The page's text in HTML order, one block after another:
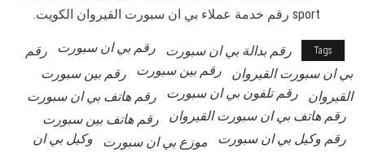
sport رقم خدمة عملاء بي ان سبورت القيروان الكويت.
Tags رقم بدالة بي ان سبورت رقم بي ان سبورت
رقم
بي ان سبورت القيروان
رقم بين سبورت
رقم بين سبورت
القيروان
رقم تلفون بي ان سبورت
رقم هاتف بي ان سبورت
رقم هاتف بي ان سبورت القيروان
رقم هاتف بين سبورت
رقم وكيل بي ان سبورت
موزع بي ان سبورت
وكيل بي ان